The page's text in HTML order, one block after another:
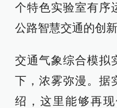
个特色实验室有序
公路智慧交通的创新
交通气象综合模拟
下，浓雾弥漫。据
绍，这里能够再